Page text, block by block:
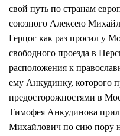
свой путь по странам
союзного Алексею
Герцог как раз просил у
свободного проезда в
расположения к
ему Анкудинку, которого
предосторожностями в
Тимофея Анкудинова
Михайлович по сию пору